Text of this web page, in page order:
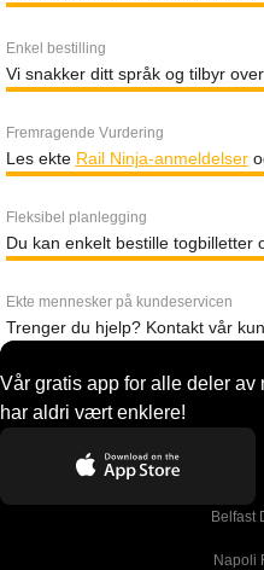
Enkel bestilling
Vi snakker ditt språk og tilbyr
Fremragende Vurdering
Les ekte Rail Ninja-anmeldelser
Fleksibel planlegging
Du kan enkelt bestille togbilletter
Ekte mennesker på kundeservicen
Trenger du hjelp? Kontakt vår
Vår gratis app for alle deler
har aldri vært enklere!
Belfast
Napoli